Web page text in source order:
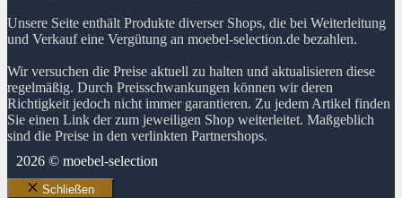
Unsere Seite enthält Produkte diverser Shops, die bei Weiterleitung
und Verkauf eine Vergütung an moebel-selection.de bezahlen.
Wir versuchen die Preise aktuell zu halten und aktualisieren diese
regelmäßig. Durch Preisschwankungen können wir deren
Richtigkeit jedoch nicht immer garantieren. Zu jedem Artikel finden
Sie einen Link der zum jeweiligen Shop weiterleitet. Maßgeblich
sind die Preise in den verlinkten Partnershops.
2026 © moebel-selection
Schließen